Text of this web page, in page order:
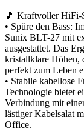
🎵 Kraftvoller HiFi-
• Spüre den Bass:
Sunix BLT-27 mit
ausgestattet. Das
kristallklare Höhen,
perfekt zum Leben
• Stabile kabellose
Technologie bietet
Verbindung mit
lästiger Kabelsalat
Office.